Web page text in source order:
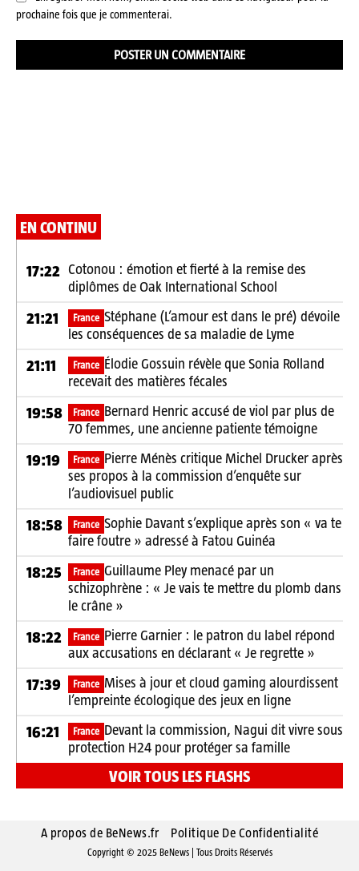
prochaine fois que je commenterai.
EN CONTINU
17:22 Cotonou : émotion et fierté à la remise des
diplômes de Oak International School
21:21 France Stéphane (L’amour est dans le pré) dévoile
les conséquences de sa maladie de Lyme
21:11 France Élodie Gossuin révèle que Sonia Rolland
recevait des matières fécales
19:58 France Bernard Henric accusé de viol par plus de
70 femmes, une ancienne patiente témoigne
19:19 France Pierre Ménès critique Michel Drucker après
ses propos à la commission d’enquête sur
l’audiovisuel public
18:58 France Sophie Davant s’explique après son « va te
faire foutre » adressé à Fatou Guinéa
18:25 France Guillaume Pley menacé par un
schizophrène : « Je vais te mettre du plomb dans
le crâne »
18:22 France Pierre Garnier : le patron du label répond
aux accusations en déclarant « Je regrette »
17:39 France Mises à jour et cloud gaming alourdissent
l’empreinte écologique des jeux en ligne
16:21 France Devant la commission, Nagui dit vivre sous
protection H24 pour protéger sa famille
VOIR TOUS LES FLASHS
A propos de BeNews.fr Politique De Confidentialité
Copyright © 2025 BeNews | Tous Droits Réservés